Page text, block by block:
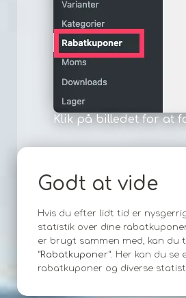
Godt at vide
Hvis du efter lidt tid er
statistik over dine
er brugt sammen med, kan du
“Rabatkuponer“. Her kan du se
rabatkuponer og diverse
Klik på billedet for at